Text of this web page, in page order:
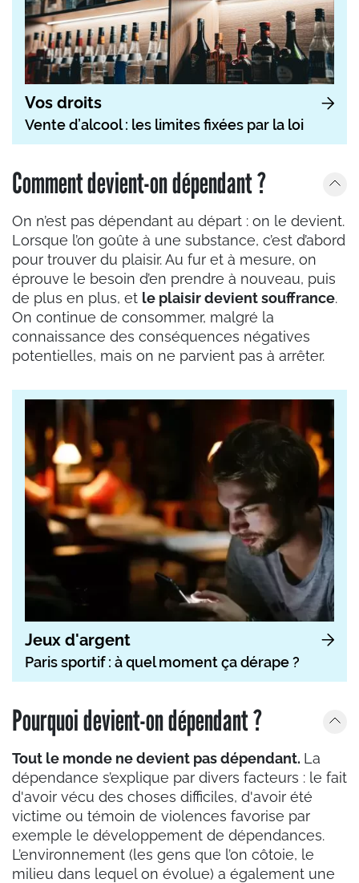
Vos droits
Vente d’alcool : les limites fixées par la loi
Comment devient-on dépendant ?
On n’est pas dépendant au départ : on le devient.
Lorsque l’on goûte à une substance, c’est d’abord
pour trouver du plaisir. Au fur et à mesure, on
éprouve le besoin d’en prendre à nouveau, puis
de plus en plus, et le plaisir devient souffrance.
On continue de consommer, malgré la
connaissance des conséquences négatives
potentielles, mais on ne parvient pas à arrêter.
Jeux d'argent
Paris sportif : à quel moment ça dérape ?
Pourquoi devient-on dépendant ?
Tout le monde ne devient pas dépendant. La
dépendance s’explique par divers facteurs : le fait
d'avoir vécu des choses difficiles, d'avoir été
victime ou témoin de violences favorise par
exemple le développement de dépendances.
L’environnement (les gens que l’on côtoie, le
milieu dans lequel on évolue) a également une